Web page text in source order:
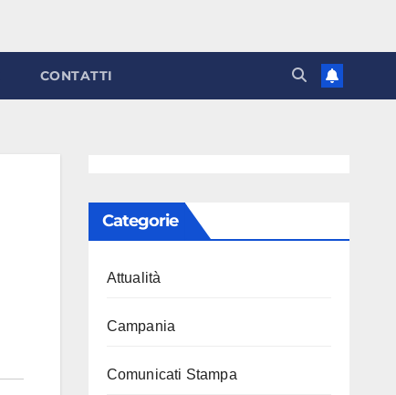
CONTATTI
Categorie
Attualità
Campania
Comunicati Stampa